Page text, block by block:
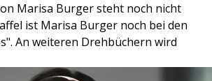
Marisa Burger steht noch nicht
ist Marisa Burger noch bei den
An weiteren Drehbüchern wird